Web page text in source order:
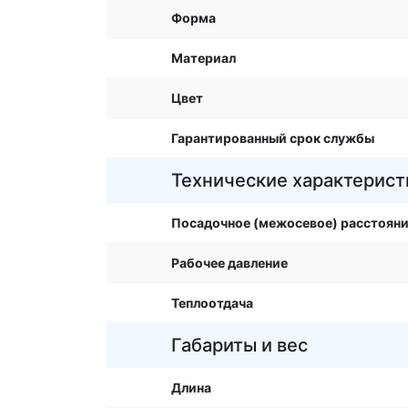
Форма
Материал
Цвет
Гарантированный срок службы
Технические
Посадочное (межосевое)
Рабочее давление
Теплоотдача
Габариты и вес
Длина